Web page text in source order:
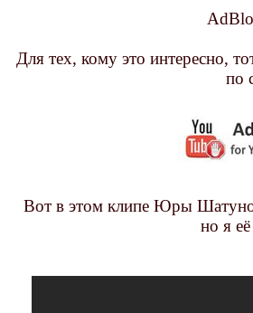
Для тех, кому это интересно,
по
Вот в этом клипе Юры
но я